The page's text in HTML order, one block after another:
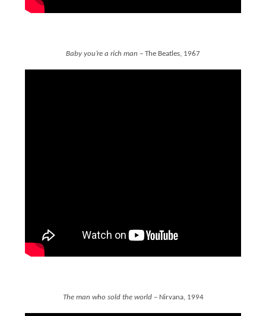
Baby you’re a rich man – The Beatles, 1967
The man who sold the world – Nirvana, 1994